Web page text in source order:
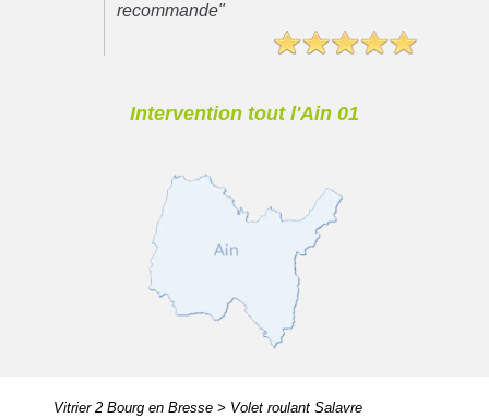
recommande"
Intervention tout l'Ain 01
Vitrier 2 Bourg en Bresse> Volet roulant Salavre